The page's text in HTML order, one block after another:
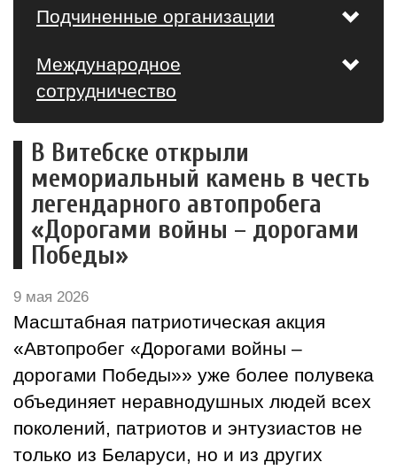
Подчиненные организации
Международное
сотрудничество
В Витебске открыли
мемориальный камень в честь
легендарного автопробега
«Дорогами войны – дорогами
Победы»
9 мая 2026
Масштабная патриотическая акция
«Автопробег «Дорогами войны –
дорогами Победы»» уже более полувека
объединяет неравнодушных людей всех
поколений, патриотов и энтузиастов не
только из Беларуси, но и из других